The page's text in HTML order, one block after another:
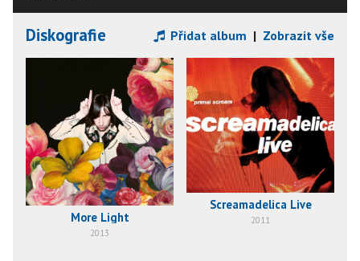
Diskografie Přidat album | Zobrazit vše
More Light
2013
Screamadelica Live
2011